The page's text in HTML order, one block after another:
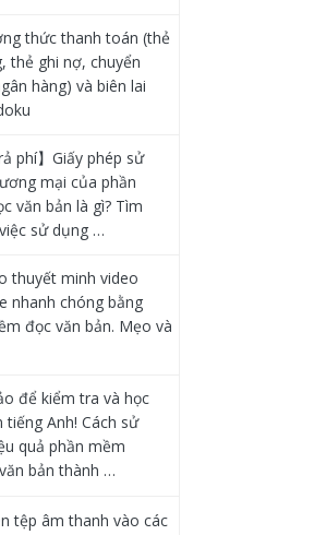
thức thanh toán (thẻ
thẻ ghi nợ, chuyển
hàng) và biên lai
phí】Giấy phép sử
mại của phần
văn bản là gì? Tìm
sử dụng …
thuyết minh video
nhanh chóng bằng
đọc văn bản. Mẹo và
để kiểm tra và học
tiếng Anh! Cách sử
quả phần mềm
bản thành …
tệp âm thanh vào các